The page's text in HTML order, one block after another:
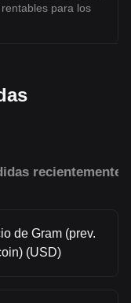
para los
recientemente
de Gram (prev.
(USD)